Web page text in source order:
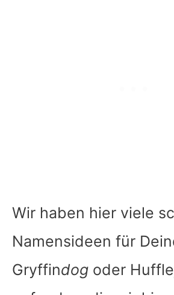
Wir haben hier viele
Namensideen für
Gryffindogoder Huffle